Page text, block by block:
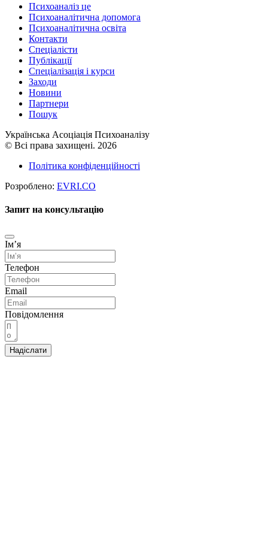
Психоаналіз це
Психоаналітична допомога
Психоаналітична освіта
Контакти
Спеціалісти
Публікації
Cпеціалізація і курси
Заходи
Новини
Партнери
Пошук
Українська Асоціація Психоаналізу
© Всі права захищені. 2026
Політика конфіденційності
Розроблено: EVRI.CO
Запит на консультацію
Імʼя
Телефон
Email
Повідомлення
Надіслати